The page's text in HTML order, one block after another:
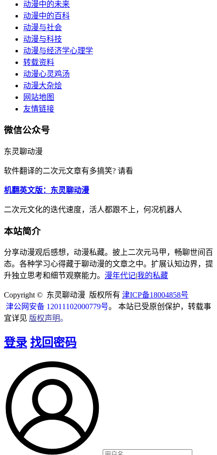
动漫中的未来
动漫中的百科
动漫与社会
动漫与科技
动漫与经济学心理学
转载资料
动漫心灵鸡汤
动漫大杂烩
网站地图
友情链接
微信公众号
东灵聊动漫
软件翻译的二次元文章有多搞笑? 请看
机翻英文版：东灵聊动漫
二次元文化的迭代速度，活人都跟不上，何况机器人
本站简介
分享动漫观后感想，动漫私藏。披上二次元马甲，畅聊世间百
态。各种学习心得藏于聊动漫的文章之中。扩展认知边界，提
升独立思考和细节观察能力。 漫年代记|我的私藏
Copyright © 东灵聊动漫 版权所有 津ICP备18004858号
津公网安备 12011102000779号。 本站已受原创保护，转载事
宜详见 版权声明。
登录 找回密码